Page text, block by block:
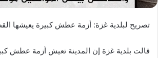
تصريح لبلدية غزة: أزمة عطش كبيرة يعيشها
قالت بلدية غزة إن المدينة تعيش أزمة عطش